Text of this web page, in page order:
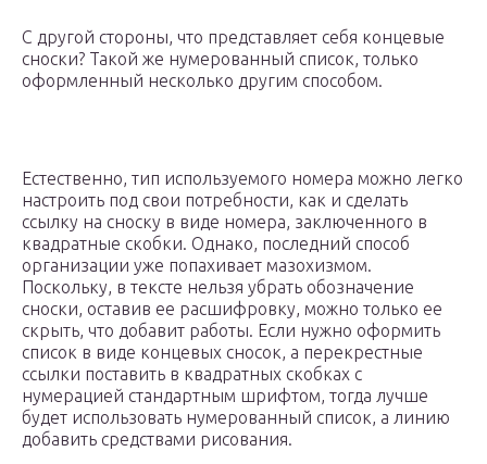
С другой стороны, что представляет себя концевые
сноски? Такой же нумерованный список, только
оформленный несколько другим способом.
Естественно, тип используемого номера можно легко
настроить под свои потребности, как и сделать
ссылку на сноску в виде номера, заключенного в
квадратные скобки. Однако, последний способ
организации уже попахивает мазохизмом.
Поскольку, в тексте нельзя убрать обозначение
сноски, оставив ее расшифровку, можно только ее
скрыть, что добавит работы. Если нужно оформить
список в виде концевых сносок, а перекрестные
ссылки поставить в квадратных скобках с
нумерацией стандартным шрифтом, тогда лучше
будет использовать нумерованный список, а линию
добавить средствами рисования.